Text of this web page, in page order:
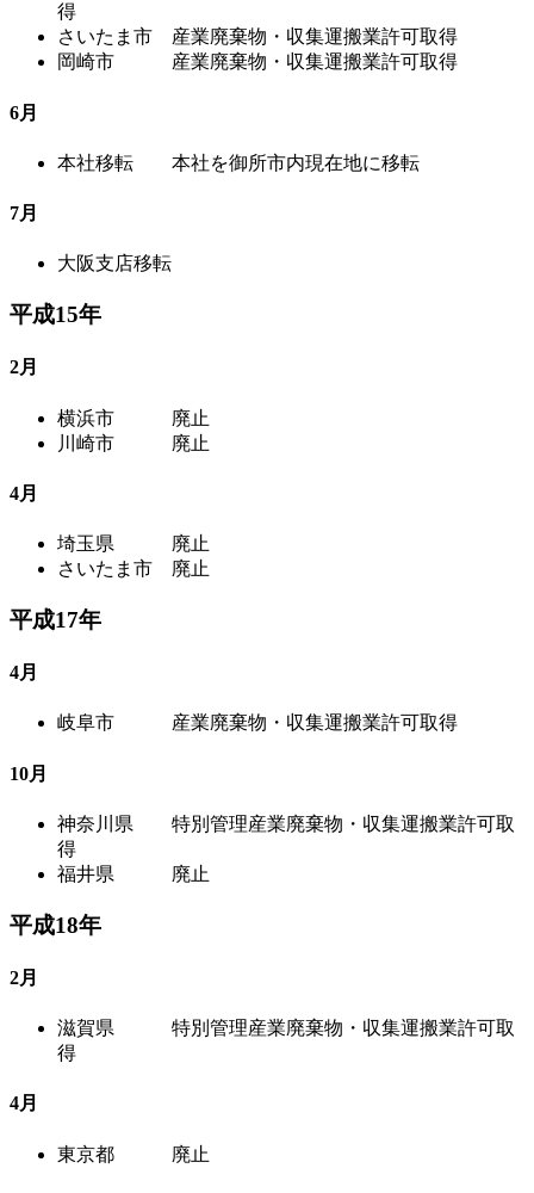
得
さいたま市 産業廃棄物・収集運搬業許可取得
岡崎市 産業廃棄物・収集運搬業許可取得
6月
本社移転 本社を御所市内現在地に移転
7月
大阪支店移転
平成15年
2月
横浜市 廃止
川崎市 廃止
4月
埼玉県 廃止
さいたま市 廃止
平成17年
4月
岐阜市 産業廃棄物・収集運搬業許可取得
10月
神奈川県 特別管理産業廃棄物・収集運搬業許可取
得
福井県 廃止
平成18年
2月
滋賀県 特別管理産業廃棄物・収集運搬業許可取
得
4月
東京都 廃止